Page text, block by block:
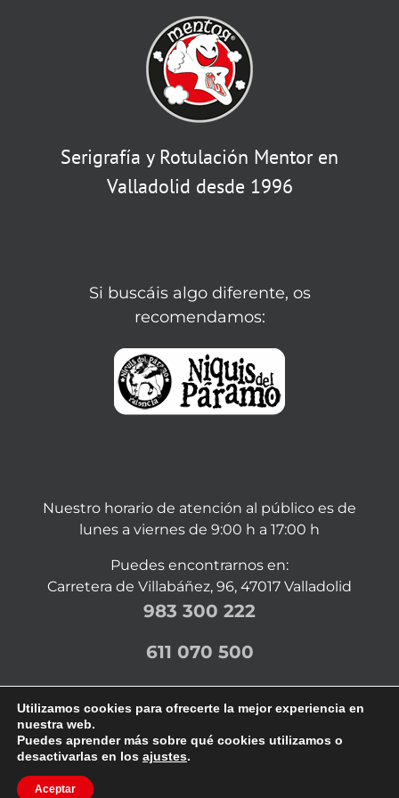
Serigrafía y Rotulación Mentor en
Valladolid desde 1996
Si buscáis algo diferente, os
recomendamos:
Nuestro horario de atención al público es de
lunes a viernes de 9:00 h a 17:00 h
Puedes encontrarnos en:
Carretera de Villabáñez, 96, 47017 Valladolid
983 300 222
611 070 500
Diseño web Valladolid
Utilizamos cookies para ofrecerte la mejor experiencia en
nuestra web.
Puedes aprender más sobre qué cookies utilizamos o
desactivarlas en los ajustes.
Aceptar